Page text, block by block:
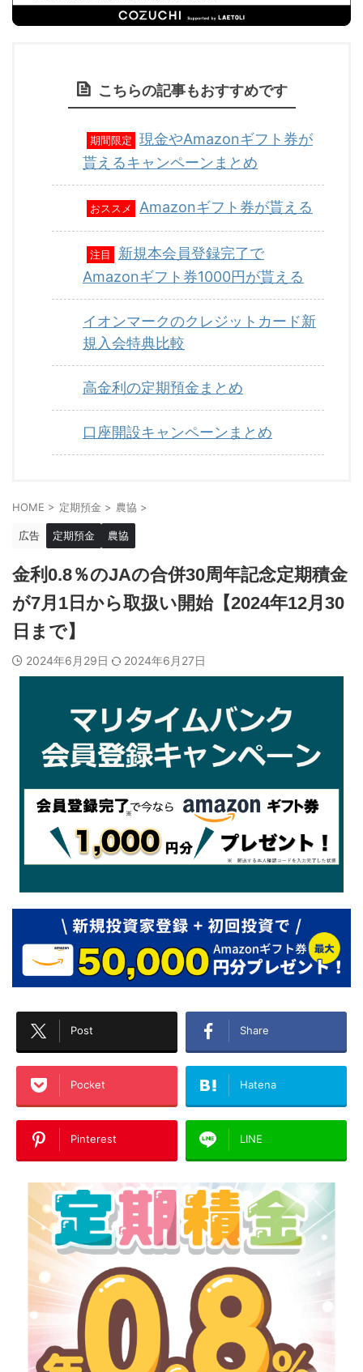
こちらの記事もおすすめです
期間限定
現金やAmazonギフト券が
貰えるキャンペーンまとめ
おススメ Amazonギフト券が貰える
注目
新規本会員登録完了で
Amazonギフト券1000円が貰える
イオンマークのクレジットカード新
規入会特典比較
高金利の定期預金まとめ
口座開設キャンペーンまとめ
HOME > 定期預金 > 農協 >
広告 定期預金 農協
金利0.8％のJAの合併30周年記念定期積金
が7月1日から取扱い開始【2024年12月30
日まで】
2024年6月29日 2024年6月27日
Post Share
Pocket Hatena
Pinterest LINE